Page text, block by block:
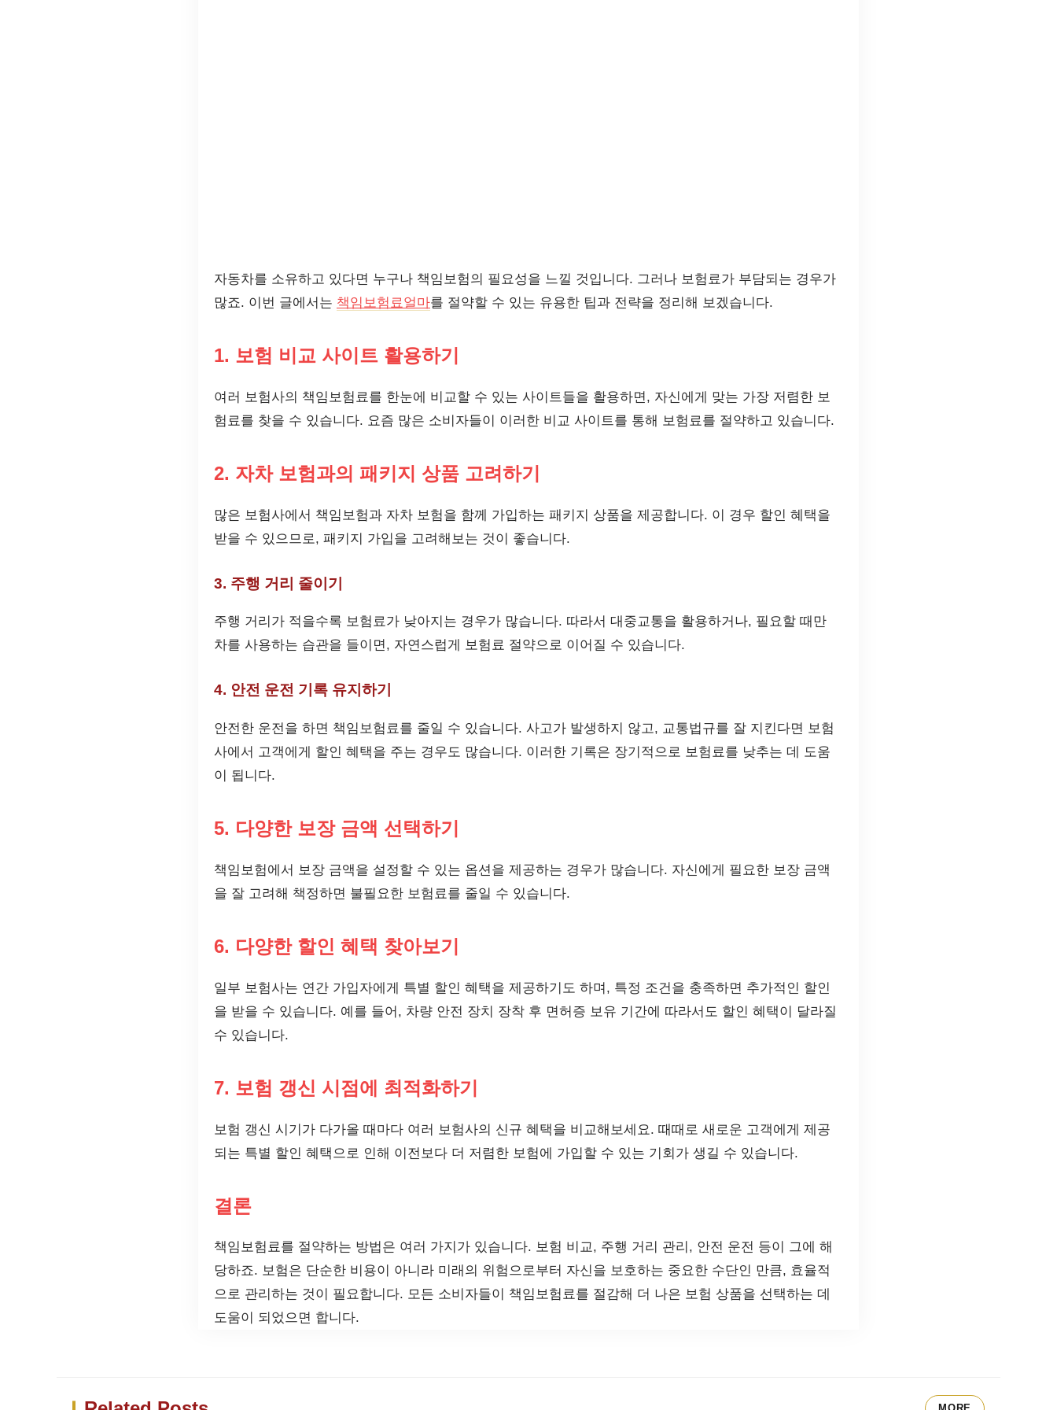
자동차를 소유하고 있다면 누구나 책임보험의 필요성을 느낄 것입니다. 그러나 보험료가 부담되는 경우가
많죠. 이번 글에서는 책임보험료얼마를 절약할 수 있는 유용한 팁과 전략을 정리해 보겠습니다.
1. 보험 비교 사이트 활용하기
여러 보험사의 책임보험료를 한눈에 비교할 수 있는 사이트들을 활용하면, 자신에게 맞는 가장 저렴한 보
험료를 찾을 수 있습니다. 요즘 많은 소비자들이 이러한 비교 사이트를 통해 보험료를 절약하고 있습니다.
2. 자차 보험과의 패키지 상품 고려하기
많은 보험사에서 책임보험과 자차 보험을 함께 가입하는 패키지 상품을 제공합니다. 이 경우 할인 혜택을
받을 수 있으므로, 패키지 가입을 고려해보는 것이 좋습니다.
3. 주행 거리 줄이기
주행 거리가 적을수록 보험료가 낮아지는 경우가 많습니다. 따라서 대중교통을 활용하거나, 필요할 때만
차를 사용하는 습관을 들이면, 자연스럽게 보험료 절약으로 이어질 수 있습니다.
4. 안전 운전 기록 유지하기
안전한 운전을 하면 책임보험료를 줄일 수 있습니다. 사고가 발생하지 않고, 교통법규를 잘 지킨다면 보험
사에서 고객에게 할인 혜택을 주는 경우도 많습니다. 이러한 기록은 장기적으로 보험료를 낮추는 데 도움
이 됩니다.
5. 다양한 보장 금액 선택하기
책임보험에서 보장 금액을 설정할 수 있는 옵션을 제공하는 경우가 많습니다. 자신에게 필요한 보장 금액
을 잘 고려해 책정하면 불필요한 보험료를 줄일 수 있습니다.
6. 다양한 할인 혜택 찾아보기
일부 보험사는 연간 가입자에게 특별 할인 혜택을 제공하기도 하며, 특정 조건을 충족하면 추가적인 할인
을 받을 수 있습니다. 예를 들어, 차량 안전 장치 장착 후 면허증 보유 기간에 따라서도 할인 혜택이 달라질
수 있습니다.
7. 보험 갱신 시점에 최적화하기
보험 갱신 시기가 다가올 때마다 여러 보험사의 신규 혜택을 비교해보세요. 때때로 새로운 고객에게 제공
되는 특별 할인 혜택으로 인해 이전보다 더 저렴한 보험에 가입할 수 있는 기회가 생길 수 있습니다.
결론
책임보험료를 절약하는 방법은 여러 가지가 있습니다. 보험 비교, 주행 거리 관리, 안전 운전 등이 그에 해
당하죠. 보험은 단순한 비용이 아니라 미래의 위험으로부터 자신을 보호하는 중요한 수단인 만큼, 효율적
으로 관리하는 것이 필요합니다. 모든 소비자들이 책임보험료를 절감해 더 나은 보험 상품을 선택하는 데
도움이 되었으면 합니다.